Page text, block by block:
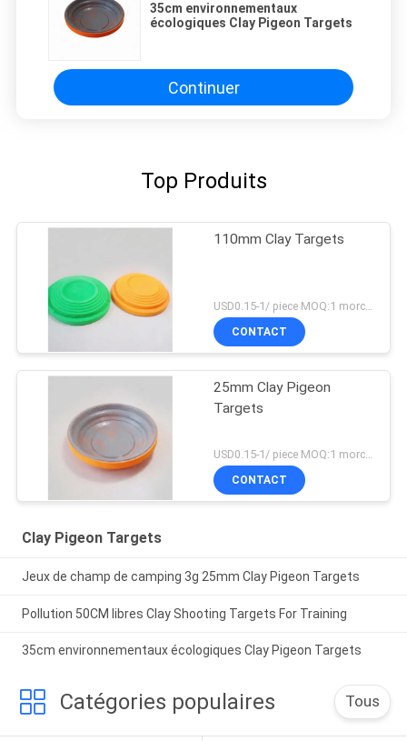
35cm environnementaux
écologiques Clay Pigeon Targets
Continuer
Top Produits
110mm Clay Targets
USD0.15-1/ piece MOQ:1 morceau
CONTACT
25mm Clay Pigeon
Targets
CONTACT
Clay Pigeon Targets
Jeux de champ de camping 3g 25mm Clay Pigeon Targets
Pollution 50CM libres Clay Shooting Targets For Training
35cm environnementaux écologiques Clay Pigeon Targets
Catégories populaires Tous